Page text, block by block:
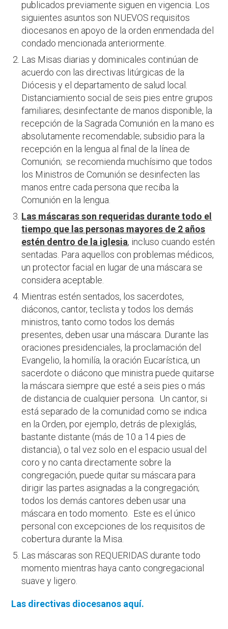
publicados previamente siguen en vigencia. Los
siguientes asuntos son NUEVOS requisitos
diocesanos en apoyo de la orden enmendada del
condado mencionada anteriormente.
Las Misas diarias y dominicales continúan de
acuerdo con las directivas litúrgicas de la
Diócesis y el departamento de salud local.
Distanciamiento social de seis pies entre grupos
familiares; desinfectante de manos disponible, la
recepción de la Sagrada Comunión en la mano es
absolutamente recomendable; subsidio para la
recepción en la lengua al final de la línea de
Comunión; se recomienda muchísimo que todos
los Ministros de Comunión se desinfecten las
manos entre cada persona que reciba la
Comunión en la lengua.
Las máscaras son requeridas durante todo el
tiempo que las personas mayores de 2 años
estén dentro de la iglesia, incluso cuando estén
sentadas. Para aquellos con problemas médicos,
un protector facial en lugar de una máscara se
considera aceptable.
Mientras estén sentados, los sacerdotes,
diáconos, cantor, teclista y todos los demás
ministros, tanto como todos los demás
presentes, deben usar una máscara. Durante las
oraciones presidenciales, la proclamación del
Evangelio, la homilía, la oración Eucarística, un
sacerdote o diácono que ministra puede quitarse
la máscara siempre que esté a seis pies o más
de distancia de cualquier persona. Un cantor, si
está separado de la comunidad como se indica
en la Orden, por ejemplo, detrás de plexiglás,
bastante distante (más de 10 a 14 pies de
distancia), o tal vez solo en el espacio usual del
coro y no canta directamente sobre la
congregación, puede quitar su máscara para
dirigir las partes asignadas a la congregación;
todos los demás cantores deben usar una
máscara en todo momento. Este es el único
personal con excepciones de los requisitos de
cobertura durante la Misa.
Las máscaras son REQUERIDAS durante todo
momento mientras haya canto congregacional
suave y ligero.
Las directivas diocesanos aquí.